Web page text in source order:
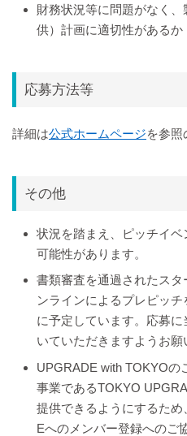
財務状況等に問題がなく
供）計画に適切性があるか
応募方法等
詳細は公式ホームページを参照
その他
状況を踏まえ、ピッチイ
可能性があります。
書類審査を通過されたス
ンラインによるプレピッチ
に予定しています。応募
いていただきますようお願
UPGRADE with TOKYOの
事業であるTOKYO
提供できるようにするた
Eへのメンバー登録へのご